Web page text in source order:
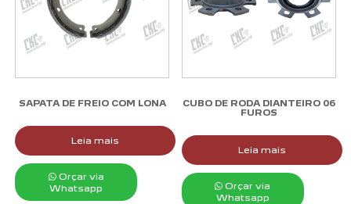
SAPATA DE FREIO COM LONA
Leia mais
Orçar via
Whatsapp
CUBO DE RODA DIANTEIRO 06
FUROS
Leia mais
Orçar via
Whatsapp